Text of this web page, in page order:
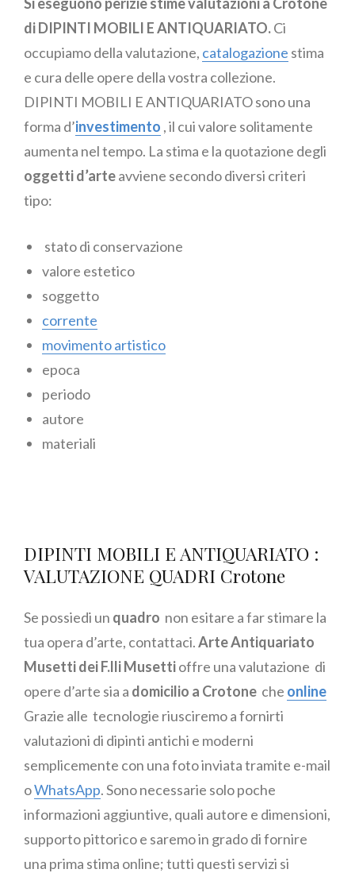
Si eseguono perizie stime valutazioni a Crotone
di DIPINTI MOBILI E ANTIQUARIATO.Ci
occupiamo della valutazione, catalogazione stima
e cura delle opere della vostra collezione.
DIPINTI MOBILI E ANTIQUARIATO sono una
forma d’investimento , il cui valore solitamente
aumenta nel tempo. La stima e la quotazione degli
oggetti d’arteavviene secondo diversi criteri
tipo:
stato di conservazione
valore estetico
soggetto
corrente
movimento artistico
epoca
periodo
autore
materiali
DIPINTI MOBILI E ANTIQUARIATO :
VALUTAZIONE QUADRI Crotone
Se possiedi un quadro non esitare a far stimare la
tua opera d’arte, contattaci.Arte Antiquariato
Musetti dei F.lli Musettioffre una valutazione di
opere d’arte sia a domicilio a Crotone che online
Grazie alle tecnologie riusciremo a fornirti
valutazioni di dipinti antichi e moderni
semplicemente con una foto inviata tramite e-mail
oWhatsApp. Sono necessarie solo poche
informazioni aggiuntive, quali autore e dimensioni,
supporto pittorico e saremo in grado di fornire
una prima stima online; tutti questi servizi si